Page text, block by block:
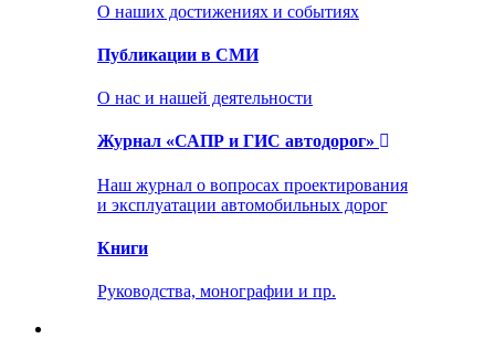
О наших достижениях и событиях
Публикации в СМИ
О нас и нашей деятельности
Журнал «САПР и ГИС автодорог»
Наш журнал о вопросах проектирования
и эксплуатации автомобильных дорог
Книги
Руководства, монографии и пр.